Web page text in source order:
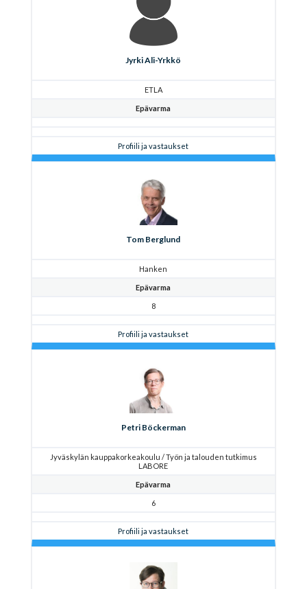
Jyrki Ali-Yrkkö
ETLA
Epävarma
Profiili ja vastaukset
Tom Berglund
Hanken
Epävarma
8
Profiili ja vastaukset
Petri Böckerman
Jyväskylän kauppakorkeakoulu / Työn ja talouden tutkimus
LABORE
Epävarma
6
Profiili ja vastaukset